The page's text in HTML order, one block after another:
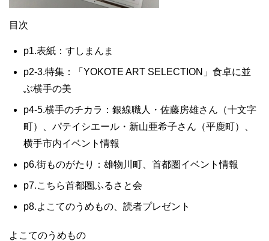
目次
p1.表紙：すしまんま
p2-3.特集：「YOKOTE ART SELECTION」食卓に並
ぶ横手の美
p4-5.横手のチカラ：銀線職人・佐藤房雄さん（十文字
町）、パテイシエール・新山亜希子さん（平鹿町）、
横手市内イベント情報
p6.街ものがたり：雄物川町、首都圏イベント情報
p7.こちら首都圏ふるさと会
p8.よこてのうめもの、読者プレゼント
よこてのうめもの